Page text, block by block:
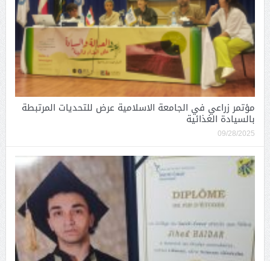
مؤتمر زراعي في الجامعة الاسلامية عرض للتحديات المرتبطة
بالسيادة الغذائية
09/28/2025